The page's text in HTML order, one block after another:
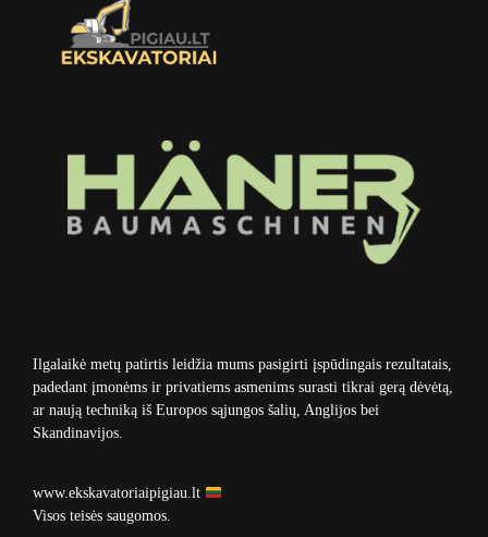
Ilgalaikė metų patirtis leidžia mums pasigirti įspūdingais rezultatais,
padedant įmonėms ir privatiems asmenims surasti tikrai gerą dėvėtą,
ar naują techniką iš Europos sąjungos šalių, Anglijos bei
Skandinavijos.
www.ekskavatoriaipigiau.lt
Visos teisės saugomos.